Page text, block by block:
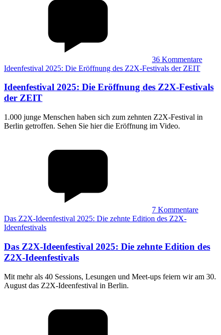
36 Kommentare
Ideenfestival 2025: Die Eröffnung des Z2X-Festivals der ZEIT
Ideenfestival 2025: Die Eröffnung des Z2X-Festivals
der ZEIT
1.000 junge Menschen haben sich zum zehnten Z2X-Festival in
Berlin getroffen. Sehen Sie hier die Eröffnung im Video.
7 Kommentare
Das Z2X-Ideenfestival 2025: Die zehnte Edition des Z2X-
Ideenfestivals
Das Z2X-Ideenfestival 2025: Die zehnte Edition des
Z2X-Ideenfestivals
Mit mehr als 40 Sessions, Lesungen und Meet-ups feiern wir am 30.
August das Z2X-Ideenfestival in Berlin.